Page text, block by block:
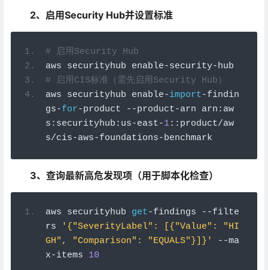
2、启用Security Hub并设置标准
# 启用Security Hub
aws securityhub enable-security-hub
# 启用CIS标准（需先启用Security Hub）
aws securityhub enable-import-findin
gs-for-product --product-arn arn : aw
s : securityhub : us-east-1:: product/aw
s/cis-aws-foundations-benchmark
3、查询最新高危发现项（用于脚本化检查）
aws securityhub get-findings --filte
rs
'{"SeverityLabel": [{"Value": "HI
GH", "Comparison": "EQUALS"}]}'
--ma
x-items 10